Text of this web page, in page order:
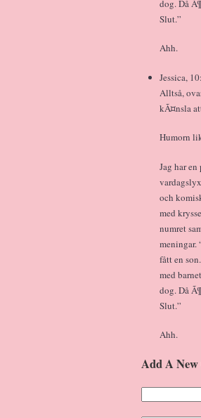
dog. Då
Slut.”
Ahh.
Jessica,
Alltså,
kÃ¤nsla
Humorn
Jag har
och
med
numret
meningar.
fått en
med
dog. Då
Slut.”
Ahh.
Add A